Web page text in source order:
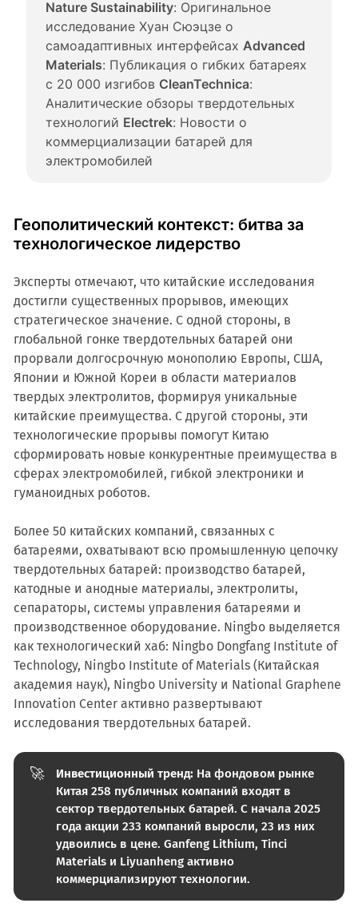
Nature Sustainability: Оригинальное
исследование Хуан Сюэцзе о
самоадаптивных интерфейсах Advanced
Materials: Публикация о гибких батареях
с 20 000 изгибов CleanTechnica:
Аналитические обзоры твердотельных
технологий Electrek: Новости о
коммерциализации батарей для
электромобилей
Геополитический контекст: битва за
технологическое лидерство
Эксперты отмечают, что китайские исследования
достигли существенных прорывов, имеющих
стратегическое значение. С одной стороны, в
глобальной гонке твердотельных батарей они
прорвали долгосрочную монополию Европы, США,
Японии и Южной Кореи в области материалов
твердых электролитов, формируя уникальные
китайские преимущества. С другой стороны, эти
технологические прорывы помогут Китаю
сформировать новые конкурентные преимущества в
сферах электромобилей, гибкой электроники и
гуманоидных роботов.
Более 50 китайских компаний, связанных с
батареями, охватывают всю промышленную цепочку
твердотельных батарей: производство батарей,
катодные и анодные материалы, электролиты,
сепараторы, системы управления батареями и
производственное оборудование. Ningbo выделяется
как технологический хаб: Ningbo Dongfang Institute of
Technology, Ningbo Institute of Materials (Китайская
академия наук), Ningbo University и National Graphene
Innovation Center активно развертывают
исследования твердотельных батарей.
🚀 Инвестиционный тренд: На фондовом рынке
Китая 258 публичных компаний входят в
сектор твердотельных батарей. С начала 2025
года акции 233 компаний выросли, 23 из них
удвоились в цене. Ganfeng Lithium, Tinci
Materials и Liyuanheng активно
коммерциализируют технологии.